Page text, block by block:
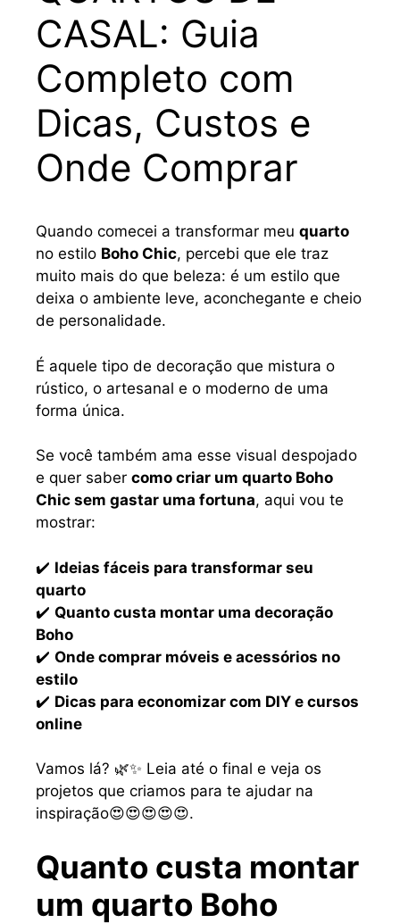
CASAL: Guia
Completo com
Dicas, Custos e
Onde Comprar
Quando comecei a transformar meu quarto
no estilo Boho Chic, percebi que ele traz
muito mais do que beleza: é um estilo que
deixa o ambiente leve, aconchegante e cheio
de personalidade.
É aquele tipo de decoração que mistura o
rústico, o artesanal e o moderno de uma
forma única.
Se você também ama esse visual despojado
e quer saber como criar um quarto Boho
Chic sem gastar uma fortuna, aqui vou te
mostrar:
✔️ Ideias fáceis para transformar seu
quarto
✔️ Quanto custa montar uma decoração
Boho
✔️ Onde comprar móveis e acessórios no
estilo
✔️ Dicas para economizar com DIY e cursos
online
Vamos lá? 🌿✨ Leia até o final e veja os
projetos que criamos para te ajudar na
inspiração😍😍😍😍😍.
Quanto custa montar
um quarto Boho